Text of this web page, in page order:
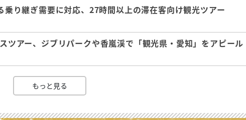
り継ぎ需要に対応、27時間以上の滞在客向け観光ツアー
ツアー、ジブリパークや香嵐渓で「観光県・愛知」をアピール
もっと見る